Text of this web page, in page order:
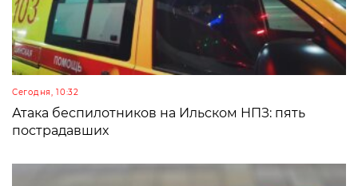
Сегодня, 10:32
Атака беспилотников на Ильском НПЗ: пять
пострадавших